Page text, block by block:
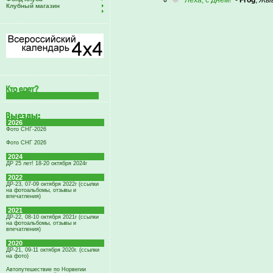
Клубный магазин
2026
Фото СНГ-2026
Фото СНГ 2026
2024
ДР 25 лет! 18-20 октября 2024г
2022
ДР-23, 07-09 октября 2022г (ссылки
на фотоальбомы, отзывы и
впечатления)
2021
ДР-22, 08-10 октября 2021г (ссылки
на фотоальбомы, отзывы и
впечатления)
2020
ДР-21, 09-11 октября 2020г. (ссылки
на фото)
Автопутешествие по Норвегии